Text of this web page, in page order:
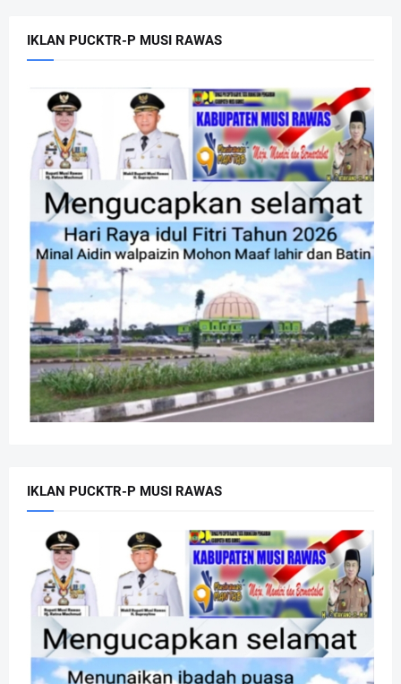
IKLAN PUCKTR-P MUSI RAWAS
IKLAN PUCKTR-P MUSI RAWAS